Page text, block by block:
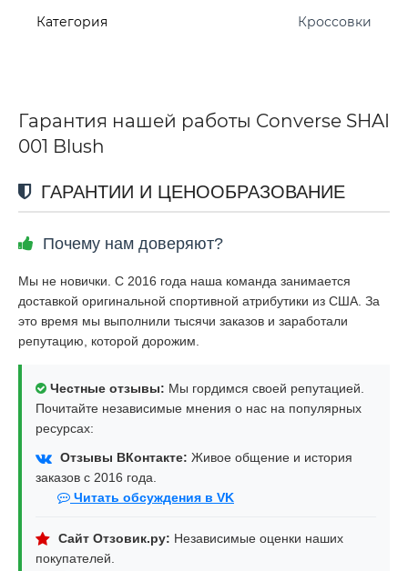
Категория Кроссовки
Гарантия нашей работы Converse SHAI
001 Blush
ГАРАНТИИ И ЦЕНООБРАЗОВАНИЕ
Почему нам доверяют?
Мы не новички. С 2016 года наша команда занимается
доставкой оригинальной спортивной атрибутики из США. За
это время мы выполнили тысячи заказов и заработали
репутацию, которой дорожим.
Честные отзывы: Мы гордимся своей репутацией.
Почитайте независимые мнения о нас на популярных
ресурсах:
Отзывы ВКонтакте: Живое общение и история
заказов с 2016 года.
Читать обсуждения в VK
Сайт Отзовик.ру: Независимые оценки наших
покупателей.